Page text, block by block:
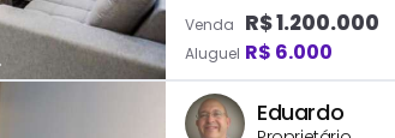
Venda R$1.200.000
Aluguel R$ 6.000
Eduardo